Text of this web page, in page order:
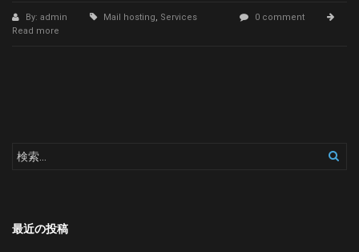
By: admin Mail hosting, Services
0 comment
Read more
最近の投稿